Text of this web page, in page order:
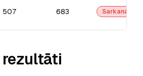
507 683 Sarkanā
rezultāti